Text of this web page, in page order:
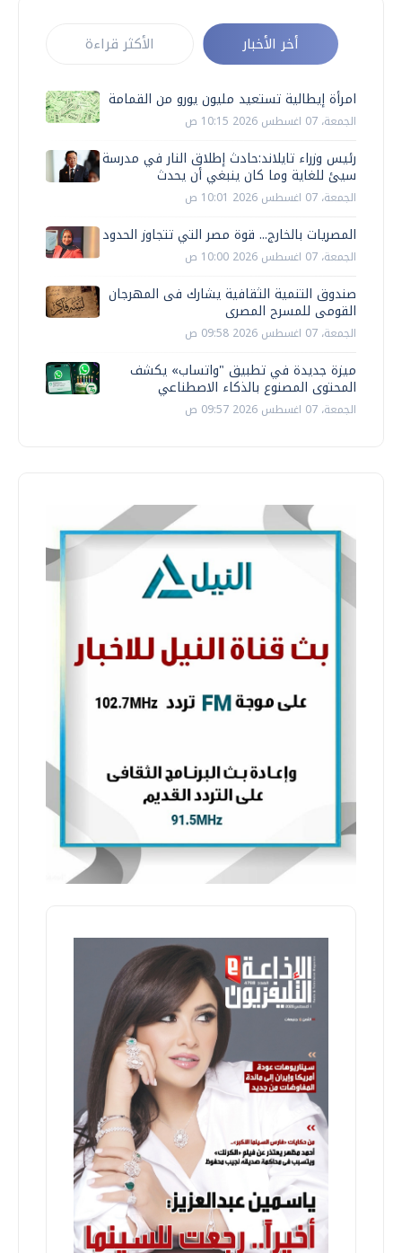
أخر الأخبار الأكثر قراءة
امرأة إيطالية تستعيد مليون يورو من القمامة
الجمعة، 07 اغسطس 2026 10:15 ص
رئيس وزراء تايلاند:حادث إطلاق النار في مدرسة
سيئ للغاية وما كان ينبغي أن يحدث
الجمعة، 07 اغسطس 2026 10:01 ص
المصريات بالخارج... قوة مصر التي تتجاوز الحدود
الجمعة، 07 اغسطس 2026 10:00 ص
صندوق التنمية الثقافية يشارك فى المهرجان
القومى للمسرح المصرى
الجمعة، 07 اغسطس 2026 09:58 ص
ميزة جديدة في تطبيق "واتساب» يكشف
المحتوى المصنوع بالذكاء الاصطناعي
الجمعة، 07 اغسطس 2026 09:57 ص